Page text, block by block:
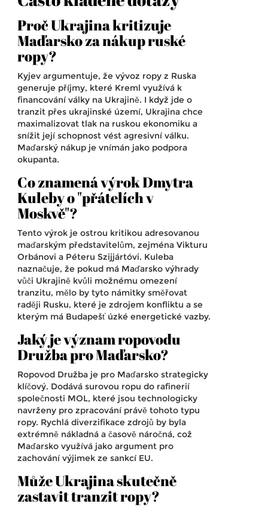
Proč Ukrajina kritizuje
Maďarsko za nákup ruské
ropy?
Kyjev argumentuje, že vývoz ropy z Ruska
generuje příjmy, které Kreml využívá k
financování války na Ukrajině. I když jde o
tranzit přes ukrajinské území, Ukrajina chce
maximalizovat tlak na ruskou ekonomiku a
snížit její schopnost vést agresivní válku.
Maďarský nákup je vnímán jako podpora
okupanta.
Co znamená výrok Dmytra
Kuleby o "přátelích v
Moskvě"?
Tento výrok je ostrou kritikou adresovanou
maďarským představitelům, zejména Vikturu
Orbánovi a Péteru Szijjártóvi. Kuleba
naznačuje, že pokud má Maďarsko výhrady
vůči Ukrajině kvůli možnému omezení
tranzitu, mělo by tyto námitky směřovat
raději Rusku, které je zdrojem konfliktu a se
kterým má Budapešť úzké energetické vazby.
Jaký je význam ropovodu
Družba pro Maďarsko?
Ropovod Družba je pro Maďarsko strategicky
klíčový. Dodává surovou ropu do rafinerií
společnosti MOL, které jsou technologicky
navrženy pro zpracování právě tohoto typu
ropy. Rychlá diverzifikace zdrojů by byla
extrémně nákladná a časově náročná, což
Maďarsko využívá jako argument pro
zachování výjimek ze sankcí EU.
Může Ukrajina skutečně
zastavit tranzit ropy?